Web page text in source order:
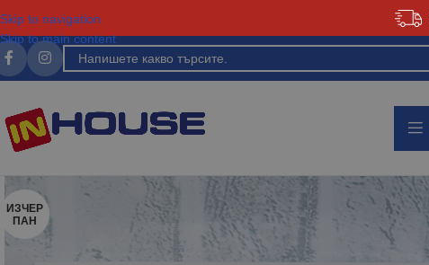
Skip to navigation
Skip to main content
ИЗЧЕР
ПАН